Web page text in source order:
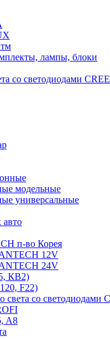
лампы, блоки
со светодиодами
модельные
универсальные
авто
п-во Корея
12V
24V
КВ2)
F22)
света со
A8